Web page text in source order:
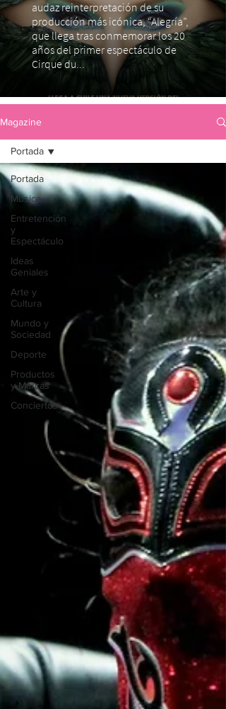
audaz reinterpretación de su
producción más icónica, “Alegría”,
que llega tras conmemorar los 20
años del primer espectáculo de
Cirque du...
Magazine
Portada
Música
Entretención
y
Espectáculo
Ideas
Geniales
Arte y
Cultura
Mundo y
Sociedad
Deporte
Productos
y Marcas
Conciertos
Portada